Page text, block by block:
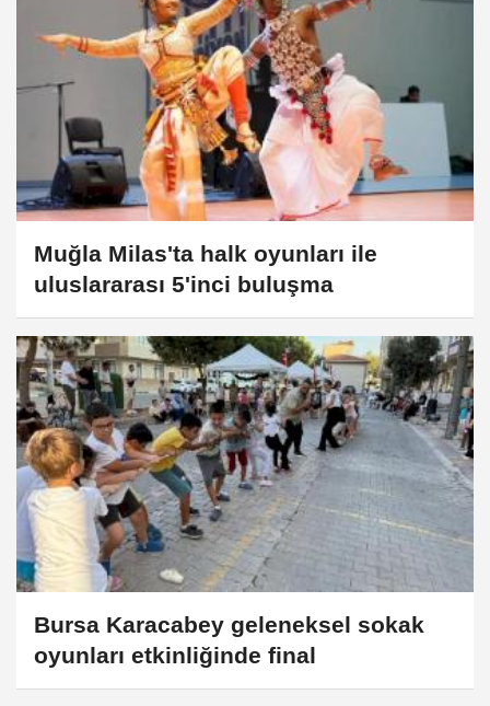
Muğla Milas'ta halk oyunları ile
uluslararası 5'inci buluşma
Bursa Karacabey geleneksel sokak
oyunları etkinliğinde final